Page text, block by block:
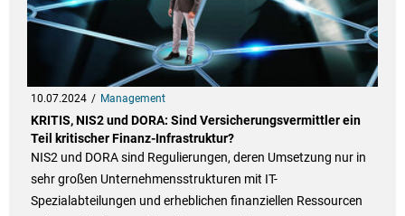
10.07.2024 Management
KRITIS, NIS2 und DORA: Sind Versicherungsvermittler ein
Teil kritischer Finanz-Infrastruktur?
NIS2 und DORA sind Regulierungen, deren Umsetzung nur in
sehr großen Unternehmensstrukturen mit IT-
Spezialabteilungen und erheblichen finanziellen Ressourcen